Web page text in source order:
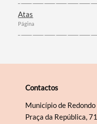
Categorias gerais
Atas
Página
Contactos
Município de Redondo
Praça da República,